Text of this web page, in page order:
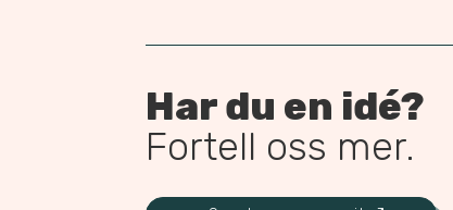
Har du en idé?
Fortell oss mer.